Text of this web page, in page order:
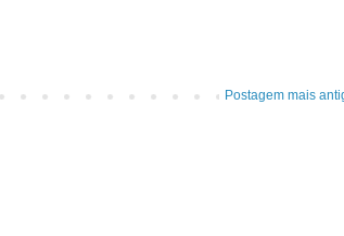
Postagem mais